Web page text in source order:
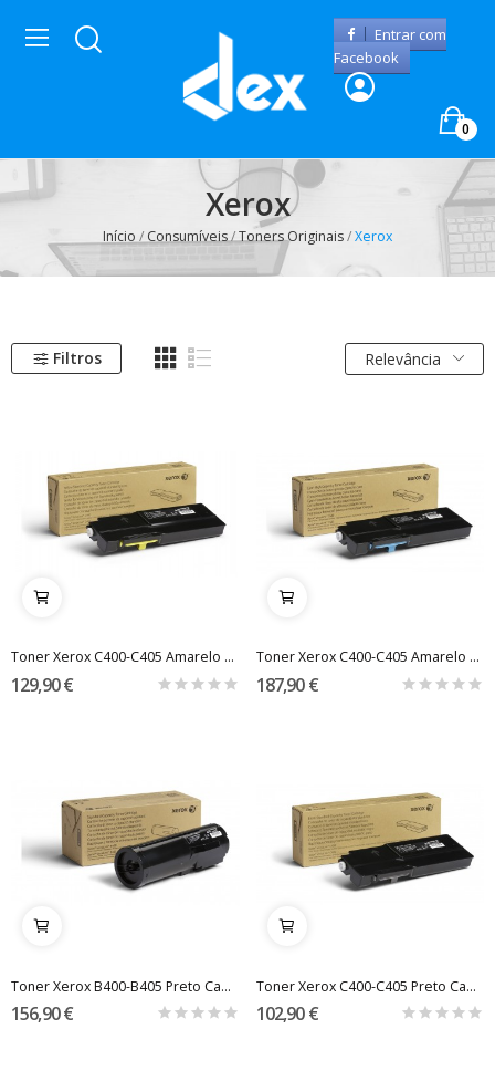
Entrar com
Facebook
0
Xerox
Início Consumíveis Toners Originais Xerox
Filtros Relevância
Toner Xerox C400-C405 Amarelo Capacidade...
129,90 €
Toner Xerox C400-C405 Amarelo Capacidade...
187,90 €
Toner Xerox B400-B405 Preto Capacidade Standard...
156,90 €
Toner Xerox C400-C405 Preto Capacidade Standard...
102,90 €